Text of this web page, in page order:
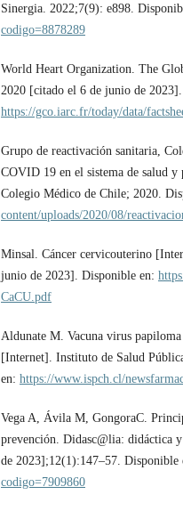
Sinergia. 2022;7(9): e898.
codigo=8878289
World Heart Organization. The
2020 [citado el 6 de junio de
https://gco.iarc.fr/today/data/
Grupo de reactivación sanitaria,
COVID 19 en el sistema de salud
Colegio Médico de Chile; 2020.
content/uploads/2020/08/
Minsal. Cáncer cervicouterino
junio de 2023]. Disponible en:
CaCU.pdf
Aldunate M. Vacuna virus
[Internet]. Instituto de Salud
en: https://www.ispch.cl/
Vega A, Ávila M, GongoraC.
prevención. Didasc@lia: didáctica
de 2023];12(1):147–57. Disponible
codigo=7909860